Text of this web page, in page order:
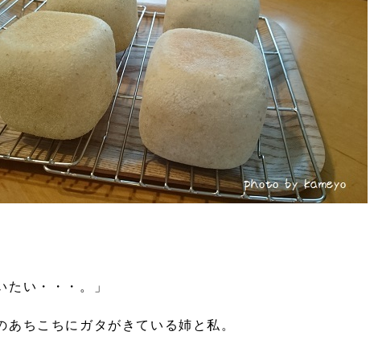
い・・・。」
ちこちにガタがきている姉と私。